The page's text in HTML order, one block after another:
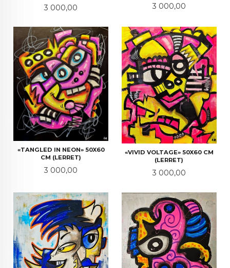
Pris
3 000,00 Pris
3 000,00
«TANGLED IN NEON» 50X60
CM (LERRET)
Pris
3 000,00
«VIVID VOLTAGE» 50X60 CM
(LERRET)
Pris
3 000,00